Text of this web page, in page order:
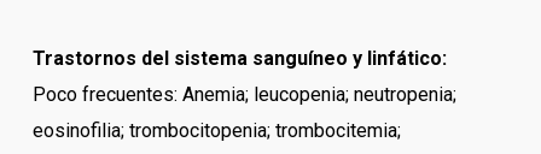
Trastornos del sistema sanguíneo y linfático:
Poco frecuentes: Anemia; leucopenia; neutropenia;
eosinofilia; trombocitopenia; trombocitemia;